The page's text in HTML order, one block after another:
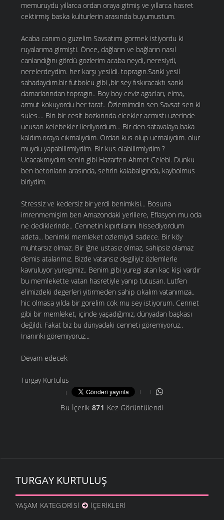
memuruydu yıllarca ordan oraya gitmiş ve yıllarca hasret
cektirmiş baska kulturlerin arasında buyumustum.
Acaba canım o guzelim Savsatımı gormek istiyordu ki
ruyalarıma girmişti. Önce, dağların ve bağların nasıl
canlandığını gördü gozlerim acaba neydi, neresiydi,
nerelerdeydim. her karşı yesildi. topragın.Sanki yesil
sahadaydım.bir futbolcu gibi ,bir sey fıskıracaktı sanki
damarlarından topragın.. Boy boy ceviz agacları, elma,
armut kokuyordu her taraf.. Özlemimdin sen Savsat sen ki
sules.... Bin bir cesit bozkırında cicekler acmıstı uzerinde
ucusan kelebekler ilerliyordum... Bir den satavalaya baka
kaldım.oraya cıkmalıydım. Ordan kus olup ucmalıydım. olur
muydu yapabilirmiydim. Bir kus olabilirmiydim ?
Ucacakmıydım senin gibi Hazarfen Ahmet Celebi. Dunku
ben betonların arasında, sehrin kalabalıgında, kaybolmus
biriydim.
Stressiz ve kedersiz bir yerdi benimkisi... Bosuna
imrenmemişim ben Amazondaki yerlilere, Eflasyon mu oda
ne dediklerinde.. Cennetin kıpırtılarını hissediyordum
adeta... benimki memleket ozlemiydi sadece. Bir köy
muhtarsız olmaz. Bir iğne ustasız olmaz, sahipsiz olamaz
demis atalarımız. Bizde vatansız degiliyiz özlemlerle
kavruluyor yuregimiz.. Benim gibi yuregi atan kac kişi vardır
bu memlekette vatan hasretiyle yanıp tutusan. Lutfen
elimizdeki degerleri yitirmeden sahip cıkalım vatanımıza..
hic olmasa yılda bir gorelim cok mu sey istiyorum. Cennet
gibi bir memleket, içinde yaşadığımız, dünyadan başkası
değildi. Fakat biz bu dünyadaki cenneti göremiyoruz..
İnanınki göremiyoruz...
Devam edecek
Turgay Kurtulus
Bu İçerik 871 Kez Görüntülendi
TURGAY KURTULUŞ
YAŞAM KATEGORISI İÇERIKLERI